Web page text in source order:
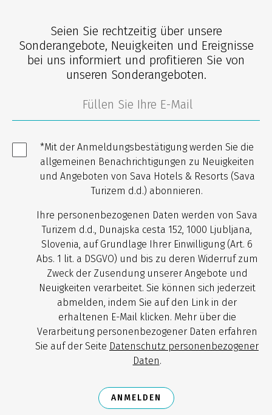
Seien Sie rechtzeitig über unsere
Sonderangebote, Neuigkeiten und Ereignisse
bei uns informiert und profitieren Sie von
unseren Sonderangeboten.
*Mit der Anmeldungsbestätigung werden Sie die
allgemeinen Benachrichtigungen zu Neuigkeiten
und Angeboten von Sava Hotels & Resorts (Sava
Turizem d.d.) abonnieren.
Ihre personenbezogenen Daten werden von Sava
Turizem d.d., Dunajska cesta 152, 1000 Ljubljana,
Slovenia, auf Grundlage Ihrer Einwilligung (Art. 6
Abs. 1 lit. a DSGVO) und bis zu deren Widerruf zum
Zweck der Zusendung unserer Angebote und
Neuigkeiten verarbeitet. Sie können sich jederzeit
abmelden, indem Sie auf den Link in der
erhaltenen E-Mail klicken. Mehr über die
Verarbeitung personenbezogener Daten erfahren
Sie auf der Seite Datenschutz personenbezogener
Daten.
ANMELDEN